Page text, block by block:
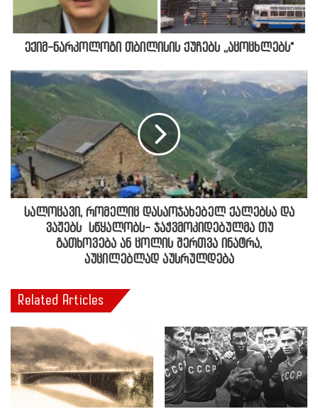
ექიმ-ნარკოლოგი თბილისის ქუჩებს ,,აცოცხლებს"
სალოცავი, რომელიც დასაოჯახებელ ქალებსა და
ვაჟებს სწყალობს- ჯაჭვმოკიდებულმა თუ
გათხოვება ან ცოლის შერთვა ინატრა,
აუცილებლად აუსრულდება
Related Articles